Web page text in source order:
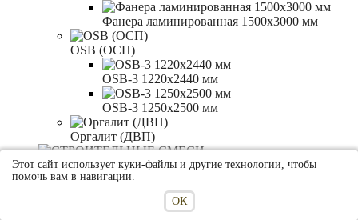
Фанера ламинированная 1500x3000 мм
OSB (ОСП)
OSB-3 1220x2440 мм
OSB-3 1250x2500 мм
Оргалит (ДВП)
СТРОИТЕЛЬНЫЕ СМЕСИ
Этот сайт использует куки-файлы и другие технологии, чтобы
помочь вам в навигации.
ОК